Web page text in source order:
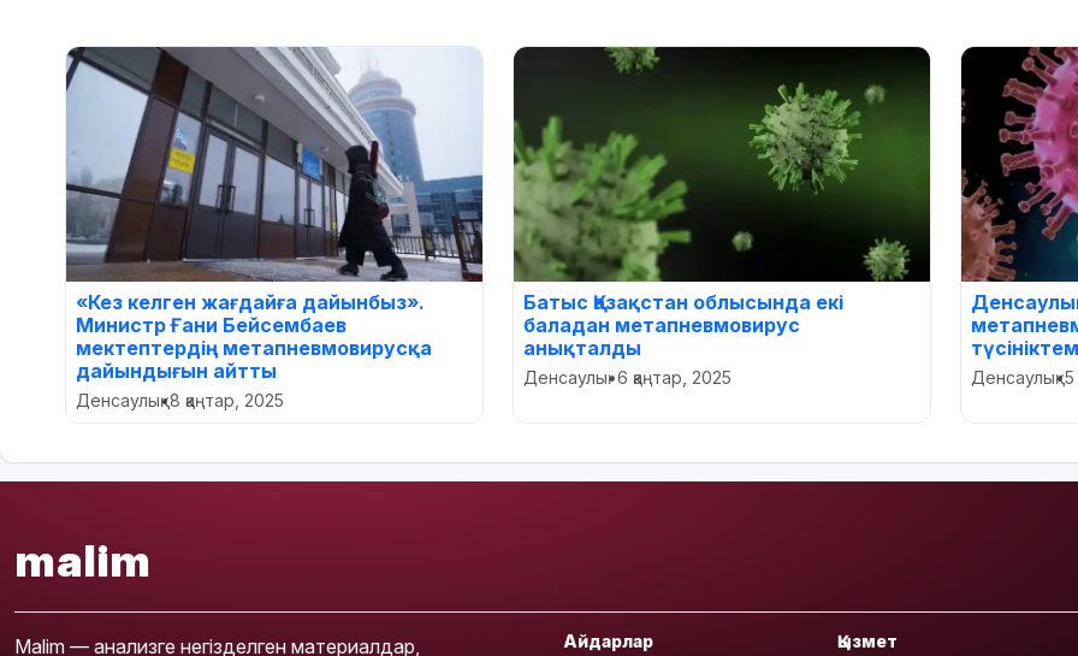
«Кез келген жағдайға дайынбыз».
Министр Ғани Бейсембаев
мектептердің метапневмовирусқа
дайындығын айтты
Денсаулық•8 қаңтар, 2025
Батыс Қазақстан облысында екі
баладан метапневмовирус
анықталды
Денсаулық•6 қаңтар, 2025 Денсаулық•5
malim
Malim — анализге негізделген материалдар, Айдарлар Қызмет